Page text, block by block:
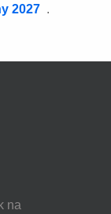
2027 .
na